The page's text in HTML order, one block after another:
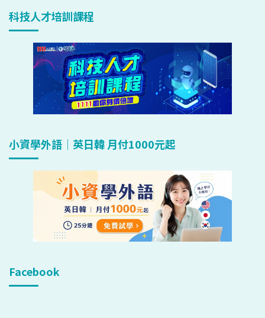
科技人才培訓課程
小資學外語｜英日韓 月付1000元起
Facebook